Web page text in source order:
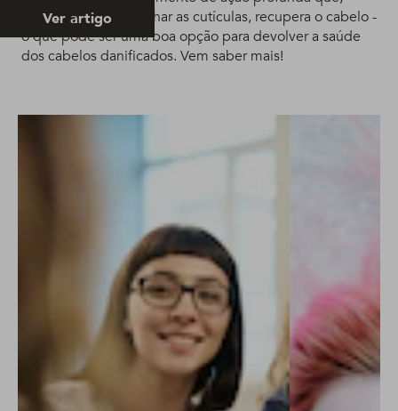
além de alinhar e fechar as cutículas, recupera o cabelo -
o que pode ser uma boa opção para devolver a saúde
dos cabelos danificados. Vem saber mais!
Ver artigo